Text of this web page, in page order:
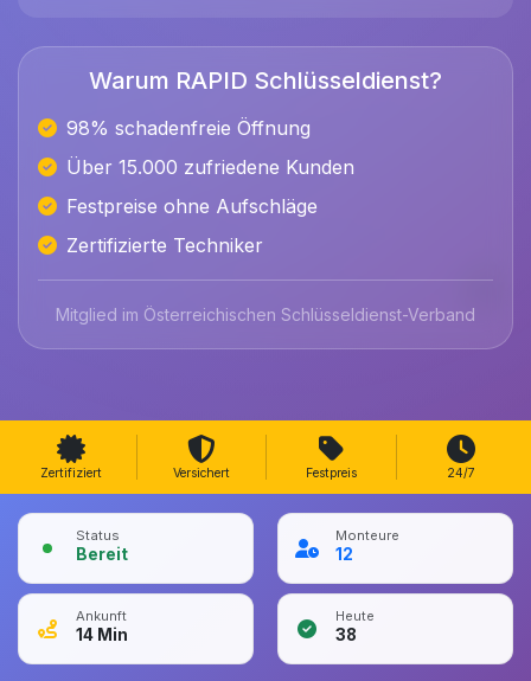
Warum RAPID Schlüsseldienst?
98% schadenfreie Öffnung
Über 15.000 zufriedene Kunden
Festpreise ohne Aufschläge
Zertifizierte Techniker
Mitglied im Österreichischen Schlüsseldienst-Verband
Zertifiziert Versichert Festpreis 24/7
Status
Bereit
Monteure
12
Ankunft
14 Min
Heute
38